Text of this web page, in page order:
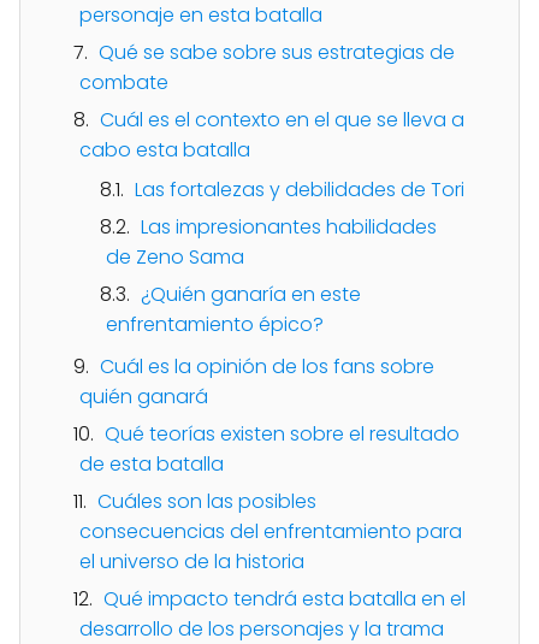
personaje en esta batalla
Qué se sabe sobre sus estrategias de
combate
Cuál es el contexto en el que se lleva a
cabo esta batalla
Las fortalezas y debilidades de Tori
Las impresionantes habilidades
de Zeno Sama
¿Quién ganaría en este
enfrentamiento épico?
Cuál es la opinión de los fans sobre
quién ganará
Qué teorías existen sobre el resultado
de esta batalla
Cuáles son las posibles
consecuencias del enfrentamiento para
el universo de la historia
Qué impacto tendrá esta batalla en el
desarrollo de los personajes y la trama